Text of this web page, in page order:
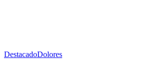
DestacadoDolores